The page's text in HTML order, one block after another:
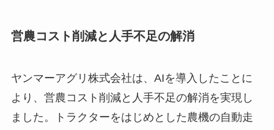
営農コスト削減と人手不足の解消
ヤンマーアグリ株式会社は、AIを導入したことに
より、営農コスト削減と人手不足の解消を実現し
ました。トラクターをはじめとした農機の自動走